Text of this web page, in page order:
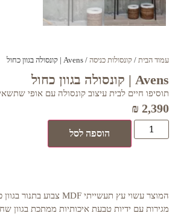
עמוד הבית / קונסולות כניסה / Avens | קונסולה בגוון כחול
Avens | קונסולה בגוון כחול
תוסיפו חיים לבית עיצוב קונסולה עם אופי
₪ 2,390
הוספה לסל
מגירות עם ידיות טבעת איכותיות ממתכת בגוון